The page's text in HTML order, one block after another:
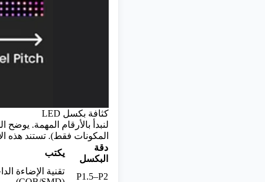
كثافة بكسل LED
المكونات فقط). تستند هذه
دقة
البكسل
يكتب
P1.5–P2
تقنية الإضاءة